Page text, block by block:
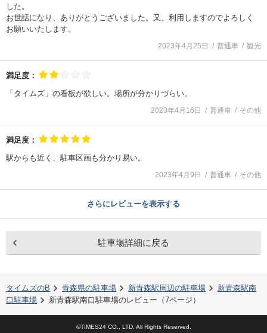
した。
お世話になり、ありがとうございました。又、利用しますのでよろしく
お願いいたします。
2023年4月25日 普通車 観光
満足度：
「タイムズ」の看板が欲しい。場所が分かりづらい。
2023年4月16日 普通車 その他
満足度：
駅からも近く、駐車区画も分かり易い。
2023年4月9日 普通車 その他
さらにレビューを表示する
駐車場詳細に戻る
タイムズのB 青森県の駐車場 新青森駅周辺の駐車場
新青森駅南
口駐車場
新青森駅南口駐車場のレビュー（7ページ）
©TIMES24 CO., LTD. All Rights Reserved.